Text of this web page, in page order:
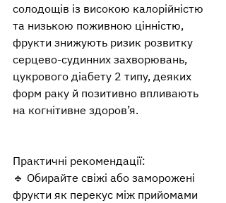
солодощів із високою калорійністю
та низькою поживною цінністю,
фрукти знижують ризик розвитку
серцево-судинних захворювань,
цукрового діабету 2 типу, деяких
форм раку й позитивно впливають
на когнітивне здоров’я.
Практичні рекомендації:
🔹 Обирайте свіжі або заморожені
фрукти як перекус між прийомами